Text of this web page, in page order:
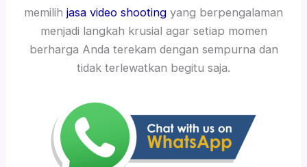
memilih jasa video shooting yang berpengalaman
menjadi langkah krusial agar setiap momen
berharga Anda terekam dengan sempurna dan
tidak terlewatkan begitu saja.